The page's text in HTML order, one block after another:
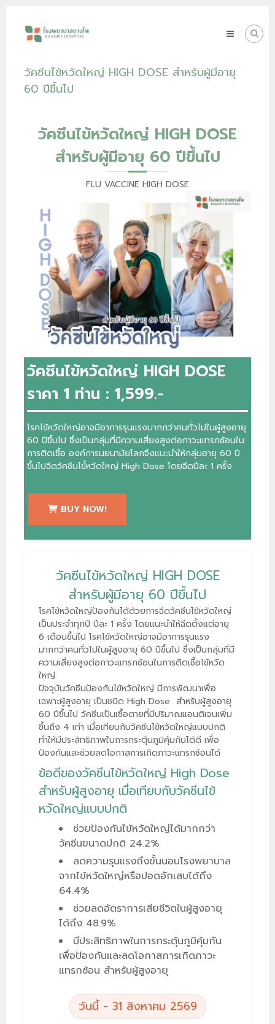
contentพยาบาล
choice
for
Good
วัคซีนไข้หวัดใหญ่ HIGH DOSE สำหรับผู้มีอายุ
60 ปีขึ้นไป
วัคซีนไข้หวัดใหญ่ HIGH DOSE
สำหรับผู้มีอายุ 60 ปีขึ้นไป
FLU VACCINE HIGH DOSE
วัคซีนไข้หวัดใหญ่ HIGH DOSE
ราคา 1 ท่าน : 1,599.-
โรคไข้หวัดใหญ่อาจมีอาการรุนแรงมากกว่าคนทั่วไปในผู้สูงอายุ
60 ปีขึ้นไป ซึ่งเป็นกลุ่มที่มีความเสี่ยงสูงต่อภาวะแทรกซ้อนใน
การติดเชื้อ องค์การนยนามัยโลกจึงแนะนำให้กลุ่มอายุ 60 ปี
ขึ้นไปฉีดวัคซีนไข้้หวัดใหญ่ High Dose โดยฉีดปีละ 1 ครั้ง
BUY NOW!
วัคซีนไข้หวัดใหญ่ HIGH DOSE
สำหรับผู้มีอายุ 60 ปีขึ้นไป
โรคไข้หวัดใหญ่ป้องกันได้ด้วยการฉีดวัคซีนไข้หวัดใหญ่
เป็นประจำทุกปี ปีละ 1 ครั้ง โดยแนะนำให้ฉีดตั้งแต่อายุ
6 เดือนขึ้นไป โรคไข้หวัดใหญ่อาจมีอาการรุนแรง
มากกว่าคนทั่วไปในผู้สูงอายุ 60 ปีขึ้นไป ซึ่งเป็นกลุ่มที่มี
ความเสี่ยงสูงต่อภาวะแทรกซ้อนในการติดเชื้อไข้หวัด
ใหญ่
ปัจจุบันวัคซีนป้องกันไข้หวัดใหญ่ มีการพัฒนาเพื่อ
เฉพาะผู้สูงอายุ เป็นชนิด High Dose สำหรับผู้สูงอายุ
60 ปีขึ้นไป วัคซีนเป็นเชื้อตายที่มีปริมาณแอนติเจนเพิ่ม
ขึ้นถึง 4 เท่า เมื่อเทียบกับวัคซีนไข้หวัดใหญ่แบบปกติ
ทำให้มีประสิทธิภาพในการกระตุ้นภูมิคุ้มกันได้ดี เพื่อ
ป้องกันและช่วยลดโอกาสการเกิดภาวะแทรกซ้อนได้
ข้อดีของวัคซีนไข้หวัดใหญ่ High Dose
สำหรับผู้สูงอายุ เมื่อเทียบกับวัคซีนไข้
หวัดใหญ่แบบปกติ
ช่วยป้องกันไข้หวัดใหญ่ได้มากกว่า
วัคซีนขนาดปกติ 24.2%
ลดความรุนแรงถึงขั้นนอนโรงพยาบาล
จากไข้หวัดใหญ่หรือปอดอักเสบได้ถึง
64.4%
ช่วยลดอัตราการเสียชีวิตในผู้สูงอายุ
ได้ถึง 48.9%
มีประสิทธิภาพในการกระตุ้นภูมิคุ้มกัน
เพื่อป้องกันและลดโอกาสการเกิดภาวะ
แทรกซ้อน สำหรับผู้สูงอายุ
วันนี้ - 31 สิงหาคม 2569